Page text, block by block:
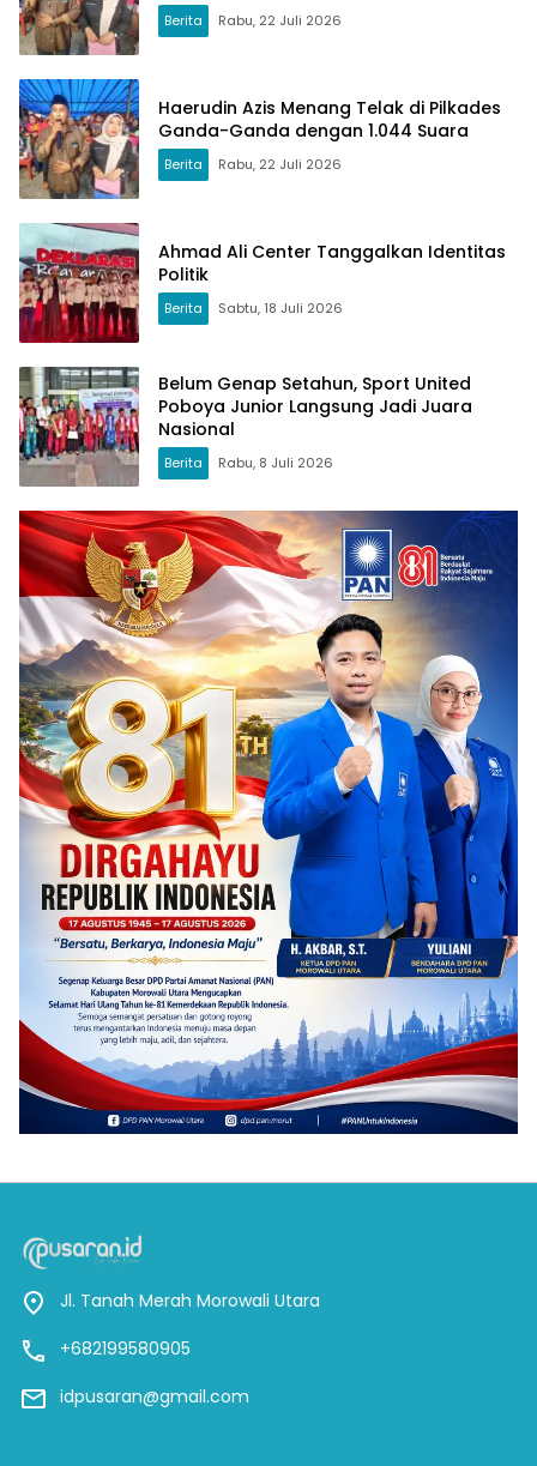
Berita Rabu, 22 Juli 2026
Haerudin Azis Menang Telak di Pilkades
Ganda-Ganda dengan 1.044 Suara
Berita Rabu, 22 Juli 2026
Ahmad Ali Center Tanggalkan Identitas
Politik
Berita Sabtu, 18 Juli 2026
Belum Genap Setahun, Sport United
Poboya Junior Langsung Jadi Juara
Nasional
Berita Rabu, 8 Juli 2026
Jl. Tanah Merah Morowali Utara
+682199580905
idpusaran@gmail.com